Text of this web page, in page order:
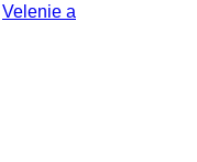
Velenie a